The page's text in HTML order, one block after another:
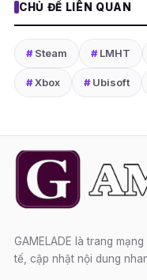
CHỦ ĐỀ LIÊN QUAN
#Steam #LMHT
#Xbox #Ubisoft
GAMELADE là trang
tế, cập nhật nội dung